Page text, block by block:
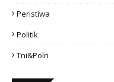
Peristiwa
Politik
Tni&polri